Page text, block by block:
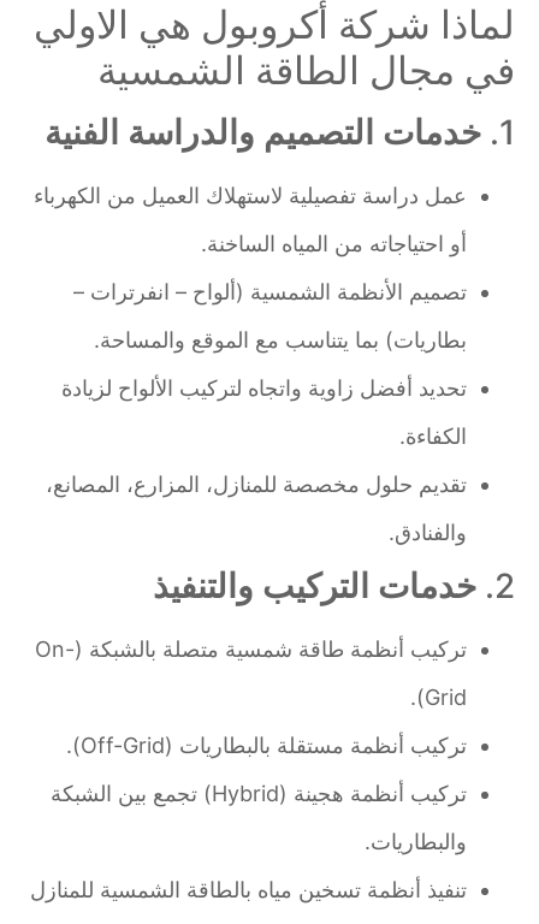
لماذا شركة أكروبول هي الاولي
في مجال الطاقة الشمسية
خدمات التصميم والدراسة الفنية
عمل دراسة تفصيلية لاستهلاك العميل من الكهرباء
أو احتياجاته من المياه الساخنة.
تصميم الأنظمة الشمسية (ألواح – انفرترات –
بطاريات) بما يتناسب مع الموقع والمساحة.
تحديد أفضل زاوية واتجاه لتركيب الألواح لزيادة
الكفاءة.
تقديم حلول مخصصة للمنازل، المزارع، المصانع،
والفنادق.
خدمات التركيب والتنفيذ
تركيب أنظمة طاقة شمسية متصلة بالشبكة (On-
Grid).
تركيب أنظمة مستقلة بالبطاريات (Off-Grid).
تركيب أنظمة هجينة (Hybrid) تجمع بين الشبكة
والبطاريات.
تنفيذ أنظمة تسخين مياه بالطاقة الشمسية للمنازل